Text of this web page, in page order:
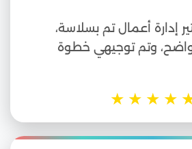
إدارة أعمال تم بسلاسة،
وتم توجيهي خطوة
★
★
★
★